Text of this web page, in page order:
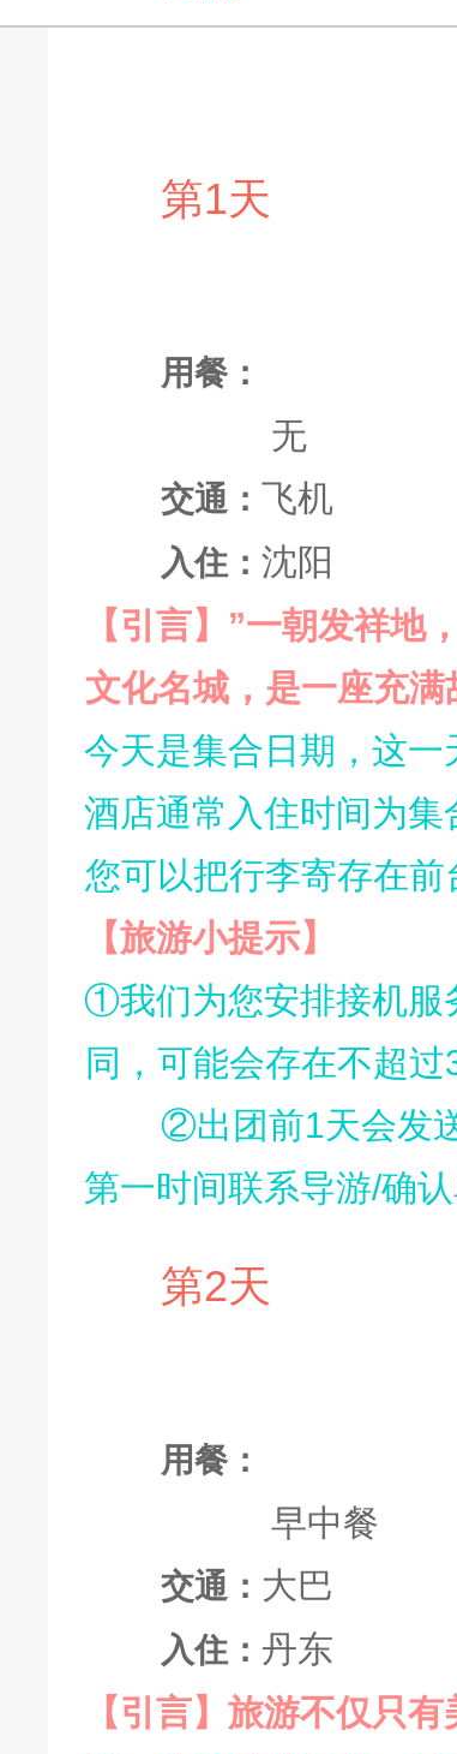
第1天
用餐：
无
交通： 飞机
入住：沈阳
【引言】 ”一朝发祥地
文化名城，是一座充满
今天是集合日期，这一
酒店通常入住时间为集
您可以把行李寄存在
【旅游小提示】
①我们为您安排接机服
同，可能会存在不超
②出团前1天会发
第一时间联系导游/确
第2天
用餐：
早中餐
交通： 大巴
入住： 丹东
【引言】旅游不仅只有